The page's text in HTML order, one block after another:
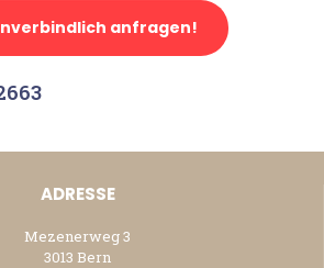
anfragen!
ADRESSE
Mezenerweg 3
3013 Bern